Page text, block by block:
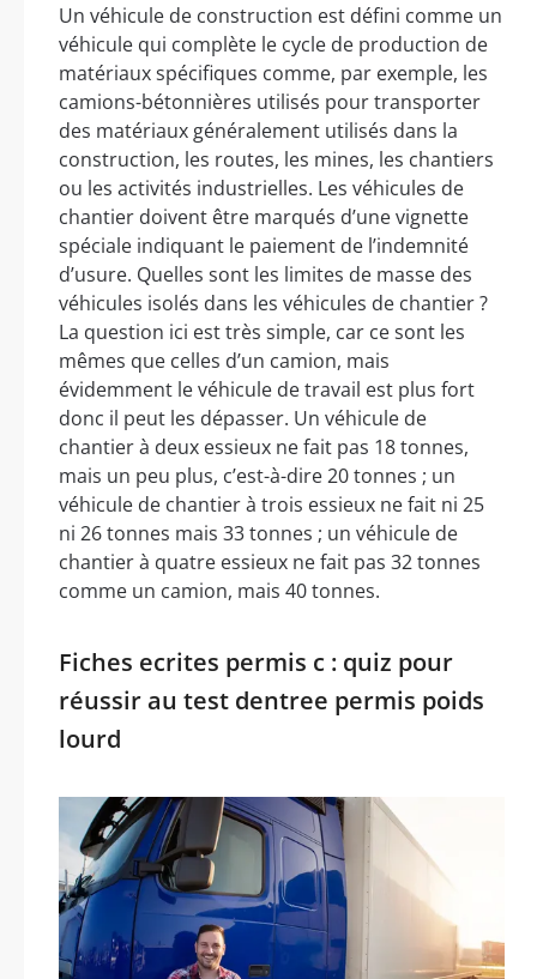
Un véhicule de construction est défini comme un
véhicule qui complète le cycle de production de
matériaux spécifiques comme, par exemple, les
camions-bétonnières utilisés pour transporter
des matériaux généralement utilisés dans la
construction, les routes, les mines, les chantiers
ou les activités industrielles. Les véhicules de
chantier doivent être marqués d’une vignette
spéciale indiquant le paiement de l’indemnité
d’usure. Quelles sont les limites de masse des
véhicules isolés dans les véhicules de chantier ?
La question ici est très simple, car ce sont les
mêmes que celles d’un camion, mais
évidemment le véhicule de travail est plus fort
donc il peut les dépasser. Un véhicule de
chantier à deux essieux ne fait pas 18 tonnes,
mais un peu plus, c’est-à-dire 20 tonnes ; un
véhicule de chantier à trois essieux ne fait ni 25
ni 26 tonnes mais 33 tonnes ; un véhicule de
chantier à quatre essieux ne fait pas 32 tonnes
comme un camion, mais 40 tonnes.
Fiches ecrites permis c : quiz pour
réussir au test dentree permis poids
lourd